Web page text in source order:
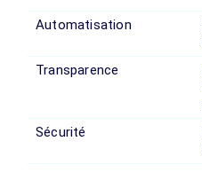
Automatisation
Transparence
Sécurité